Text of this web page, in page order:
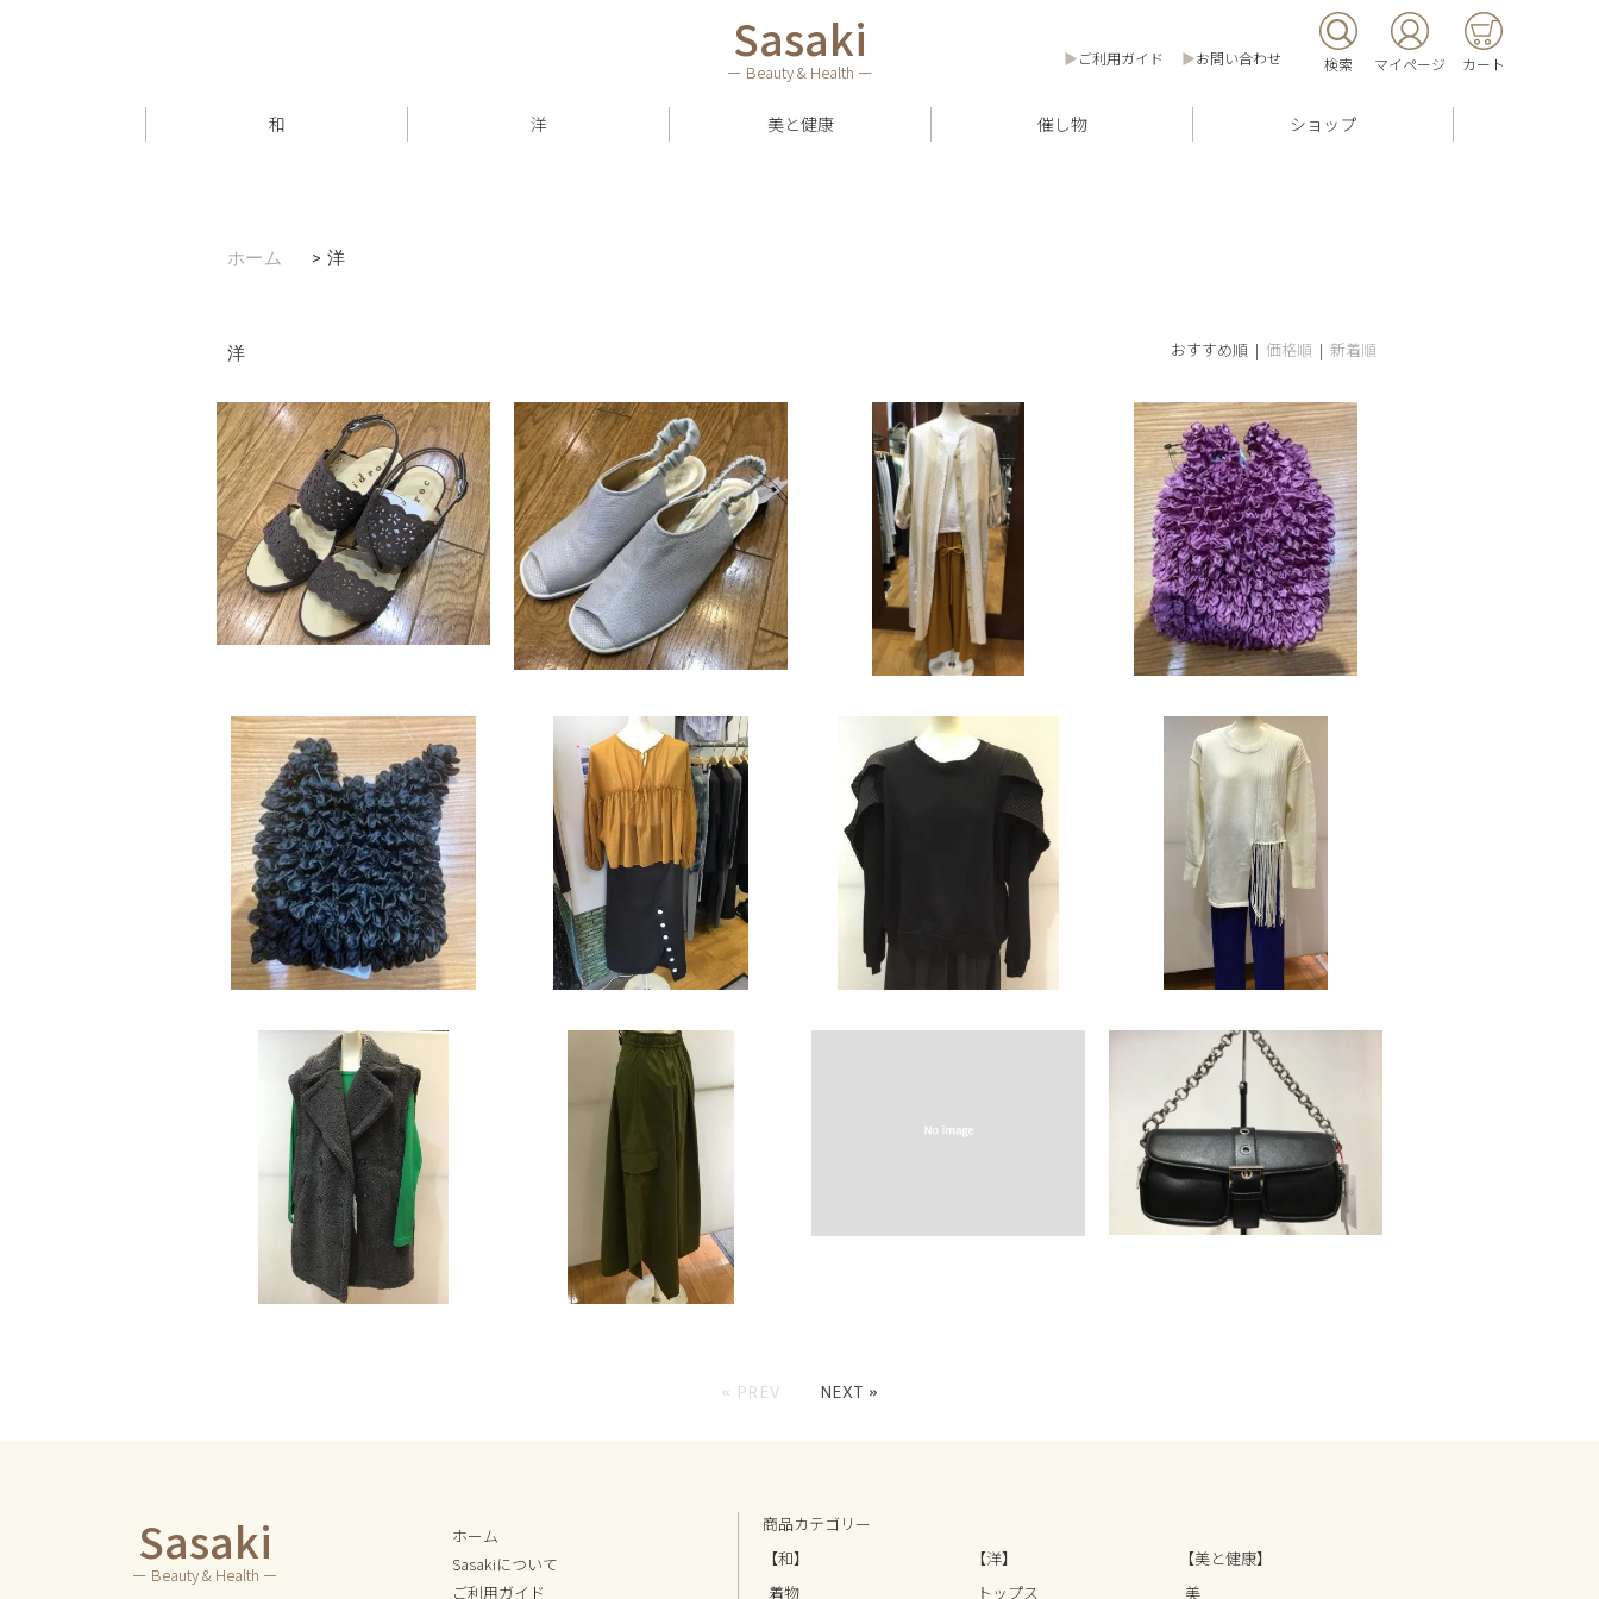
Sasaki
ー Beauty & Health ー
▶ご利用ガイド ▶お問い合わせ 検索 マイページ カート
和 洋 美と健康 催し物 ショップ
ホーム >洋
洋 おすすめ順 |価格順 |新着順
« PREV NEXT »
Sasaki
ー Beauty & Health ー
ホーム
Sasakiについて
ご利用ガイド
商品カテゴリー
【和】
着物
【洋】
トップス
【美と健康】
美